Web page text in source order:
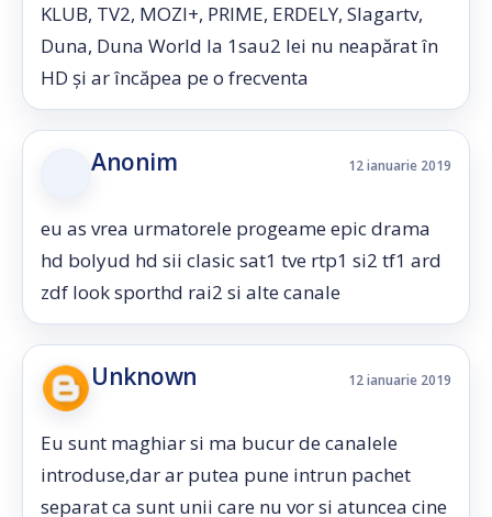
KLUB, TV2, MOZI+, PRIME, ERDELY, Slagartv,
Duna, Duna World la 1sau2 lei nu neapărat în
HD și ar încăpea pe o frecventa
Anonim 12 ianuarie 2019
eu as vrea urmatorele progeame epic drama
hd bolyud hd sii clasic sat1 tve rtp1 si2 tf1 ard
zdf look sporthd rai2 si alte canale
Unknown 12 ianuarie 2019
Eu sunt maghiar si ma bucur de canalele
introduse,dar ar putea pune intrun pachet
separat ca sunt unii care nu vor si atuncea cine